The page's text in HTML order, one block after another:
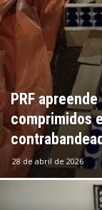
PRF
comprimidos
28 de abril de 2026